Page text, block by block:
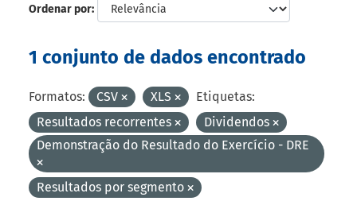
Ordenar por
1 conjunto de dados encontrado
Formatos: CSV XLS
Etiquetas:
Resultados recorrentes
Dividendos
Demonstração do Resultado do Exercício - DRE
Resultados por segmento